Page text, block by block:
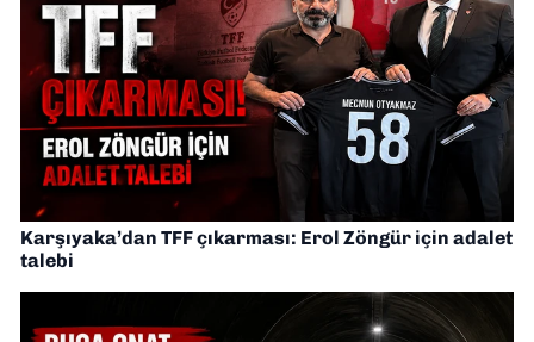
Karşıyaka’dan TFF çıkarması: Erol Zöngür için adalet
talebi